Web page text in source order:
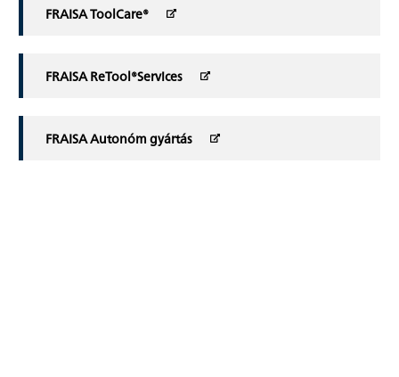
FRAISA ToolCare®
FRAISA ReTool®Services
FRAISA Autonóm gyártás